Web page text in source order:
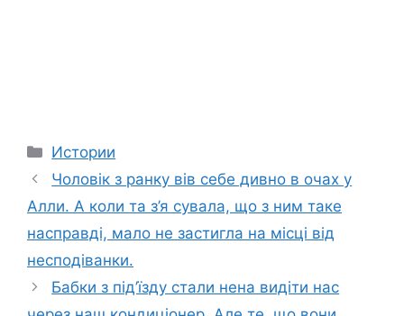
Categories
Истории
Чоловік з ранку вів себе дивно в очах у
Алли. А коли та з’я сувала, що з ним таке
насправді, мало не застигла на місці від
несподіванки.
Бабки з під’їзду стали нена видіти нас